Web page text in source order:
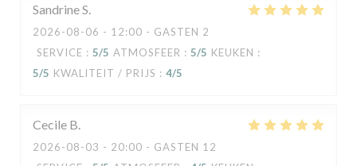
SandrineS
2026-08-06 - 12:00 - GASTEN 2
SERVICE : 5/5 ATMOSFEER : 5/5 KEUKEN :
5/5 KWALITEIT / PRIJS : 4/5
Cecile B
2026-08-03 - 20:00 - GASTEN 12